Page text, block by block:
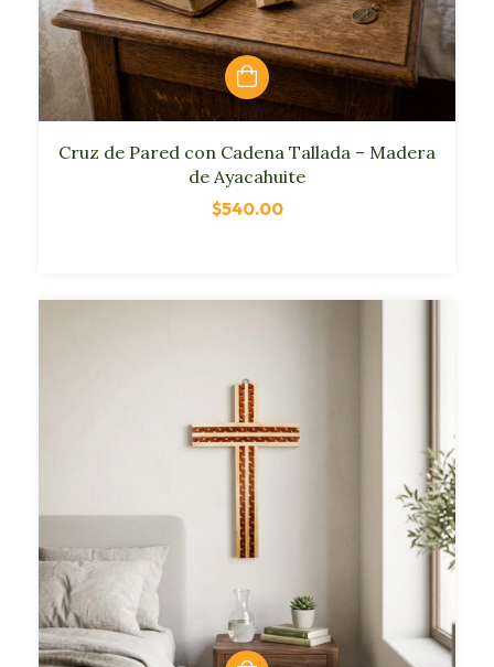
Cruz de Pared con Cadena Tallada – Madera
de Ayacahuite
$540.00